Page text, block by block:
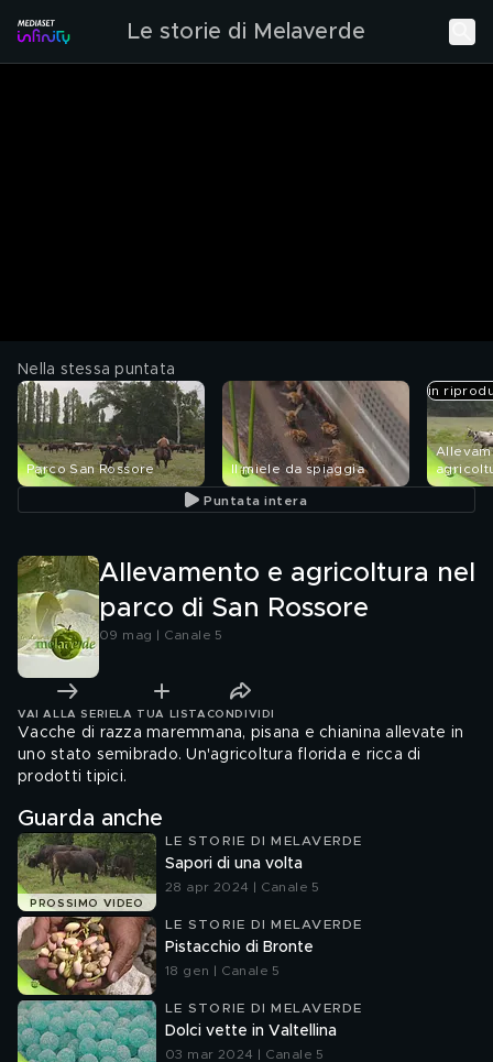
Le storie di Melaverde
Nella stessa puntata
Parco San Rossore Il miele da spiaggia
in
San
Puntata intera
Allevamento e agricoltura nel
parco di San Rossore
09 mag | Canale 5
VAI ALLA SERIE LA TUA LISTA CONDIVIDI
Vacche di razza maremmana, pisana e chianina allevate in
uno stato semibrado. Un'agricoltura florida e ricca di
prodotti tipici.
Guarda anche
PROSSIMO VIDEO
LE STORIE DI MELAVERDE
Sapori di una volta
28 apr 2024 | Canale 5
LE STORIE DI MELAVERDE
Pistacchio di Bronte
18 gen | Canale 5
LE STORIE DI MELAVERDE
Dolci vette in Valtellina
03 mar 2024 | Canale 5